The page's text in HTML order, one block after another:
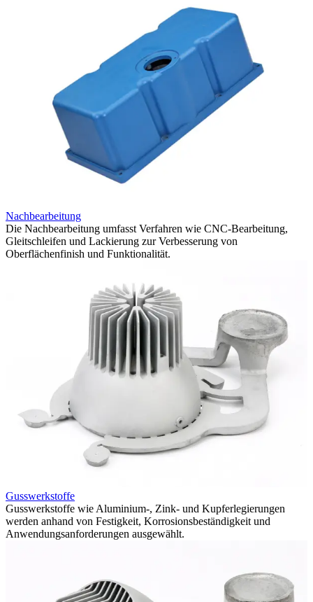
Nachbearbeitung
Die Nachbearbeitung umfasst Verfahren wie CNC-Bearbeitung,
Gleitschleifen und Lackierung zur Verbesserung von
Oberflächenfinish und Funktionalität.
Gusswerkstoffe
Gusswerkstoffe wie Aluminium-, Zink- und Kupferlegierungen
werden anhand von Festigkeit, Korrosionsbeständigkeit und
Anwendungsanforderungen ausgewählt.